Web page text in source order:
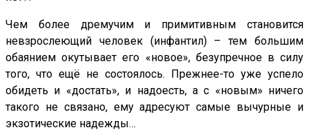
Чем более дремучим и примитивным становится
невзрослеющий человек (инфантил) – тем большим
обаянием окутывает его «новое», безупречное в силу
того, что ещё не состоялось. Прежнее-то уже успело
обидеть и «достать», и надоесть, а с «новым» ничего
такого не связано, ему адресуют самые вычурные и
экзотические надежды…